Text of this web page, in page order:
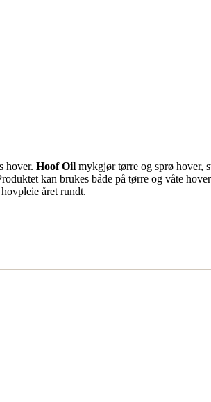
hover. Hoof Oil mykgjør tørre og sprø hover,
kan brukes både på tørre og våte
året rundt.